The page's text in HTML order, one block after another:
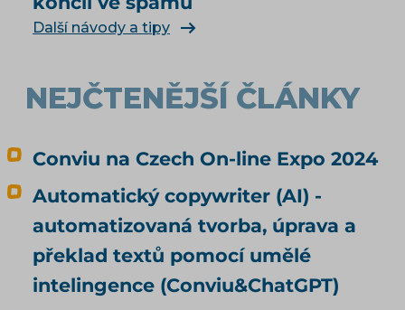
e-shop. Čím konkrétně naplnit produktová
Další návody a tipy
NEJČTENĚJŠÍ ČLÁNKY
Conviu na Czech On-line Expo 2024
Automatický copywriter (AI) -
automatizovaná tvorba, úprava a
překlad textů pomocí umělé
intelingence (Conviu&ChatGPT)